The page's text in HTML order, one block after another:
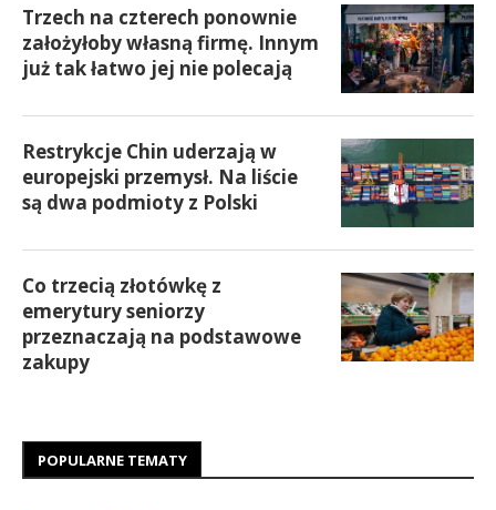
Trzech na czterech ponownie
założyłoby własną firmę. Innym
już tak łatwo jej nie polecają
Restrykcje Chin uderzają w
europejski przemysł. Na liście
są dwa podmioty z Polski
Co trzecią złotówkę z
emerytury seniorzy
przeznaczają na podstawowe
zakupy
POPULARNE TEMATY